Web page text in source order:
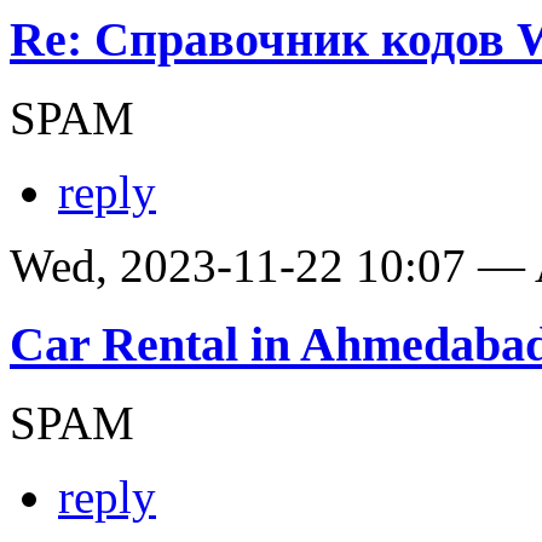
Re: Справочник кодов
SPAM
reply
Wed, 2023-11-22 10:07 —
Car Rental in
SPAM
reply